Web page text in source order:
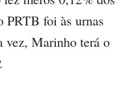
PRTB foi às urnas
vez, Marinho terá o